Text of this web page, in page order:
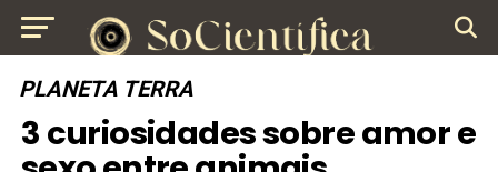
PLANETA TERRA
3 curiosidades sobre amor e